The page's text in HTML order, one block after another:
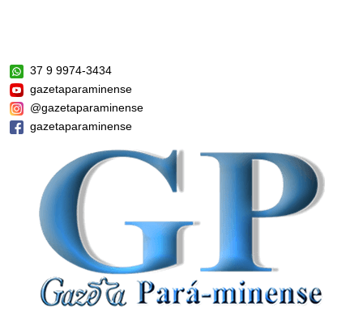
37 9 9974-3434
gazetaparaminense
@gazetaparaminense
gazetaparaminense